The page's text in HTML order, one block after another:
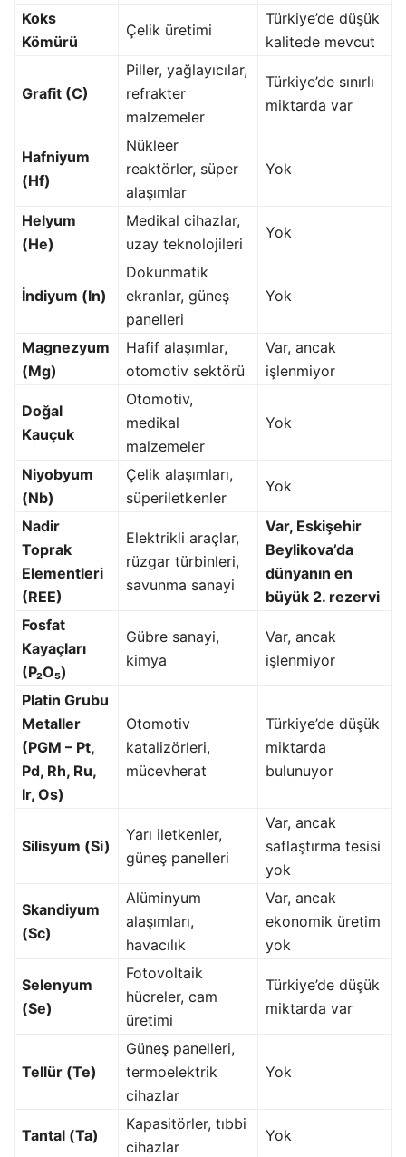
Koks
Kömürü
Çelik üretimi
Türkiye’de düşük
kalitede mevcut
Grafit (C)
Piller, yağlayıcılar,
refrakter
malzemeler
Türkiye’de sınırlı
miktarda var
Hafniyum
(Hf)
Nükleer
reaktörler, süper
alaşımlar
Yok
Helyum
(He)
Medikal cihazlar,
uzay teknolojileri
Yok
İndiyum (In)
Dokunmatik
ekranlar, güneş
panelleri
Yok
Magnezyum
(Mg)
Hafif alaşımlar,
otomotiv sektörü
Var, ancak
işlenmiyor
Doğal
Kauçuk
Otomotiv,
medikal
malzemeler
Yok
Niyobyum
(Nb)
Çelik alaşımları,
süperiletkenler
Yok
Nadir
Toprak
Elementleri
(REE)
Elektrikli araçlar,
rüzgar türbinleri,
savunma sanayi
Var, Eskişehir
Beylikova’da
dünyanın en
büyük 2. rezervi
Fosfat
Kayaçları
(P₂O₅)
Gübre sanayi,
kimya
Var, ancak
işlenmiyor
Platin Grubu
Metaller
(PGM – Pt,
Pd, Rh, Ru,
Ir, Os)
Otomotiv
katalizörleri,
mücevherat
Türkiye’de düşük
miktarda
bulunuyor
Silisyum (Si)
Yarı iletkenler,
güneş panelleri
Var, ancak
saflaştırma tesisi
yok
Skandiyum
(Sc)
Alüminyum
alaşımları,
havacılık
Var, ancak
ekonomik üretim
yok
Selenyum
(Se)
Fotovoltaik
hücreler, cam
üretimi
Türkiye’de düşük
miktarda var
Tellür (Te)
Güneş panelleri,
termoelektrik
cihazlar
Yok
Tantal (Ta)
Kapasitörler, tıbbi
cihazlar
Yok